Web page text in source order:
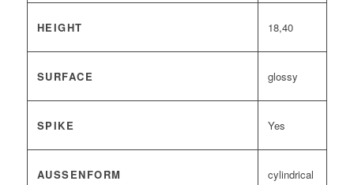
HEIGHT 18,40
SURFACE glossy
SPIKE Yes
AUSSENFORM cylindrical